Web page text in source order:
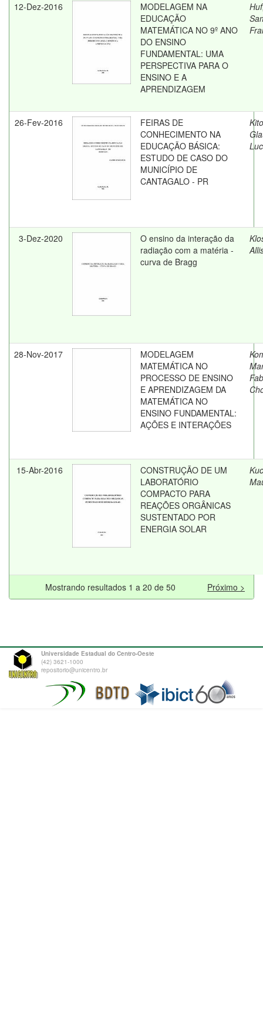
12-Dez-2016
MODELAGEM NA
EDUCAÇÃO
MATEMÁTICA NO 9º ANO
DO ENSINO
FUNDAMENTAL: UMA
PERSPECTIVA PARA O
ENSINO E A
APRENDIZAGEM
26-Fev-2016
FEIRAS DE
CONHECIMENTO NA
EDUCAÇÃO BÁSICA:
ESTUDO DE CASO DO
MUNICÍPIO DE
CANTAGALO - PR
3-Dez-2020
O ensino da interação da
radiação com a matéria -
curva de Bragg
28-Nov-2017
MODELAGEM
MATEMÁTICA NO
PROCESSO DE ENSINO
E APRENDIZAGEM DA
MATEMÁTICA NO
ENSINO FUNDAMENTAL:
AÇÕES E INTERAÇÕES
15-Abr-2016
CONSTRUÇÃO DE UM
LABORATÓRIO
COMPACTO PARA
REAÇÕES ORGÂNICAS
SUSTENTADO POR
ENERGIA SOLAR
Mostrando resultados 1 a 20 de 50 Próximo >
Universidade Estadual do Centro-Oeste
(42) 3621-1000
repositorio@unicentro.br